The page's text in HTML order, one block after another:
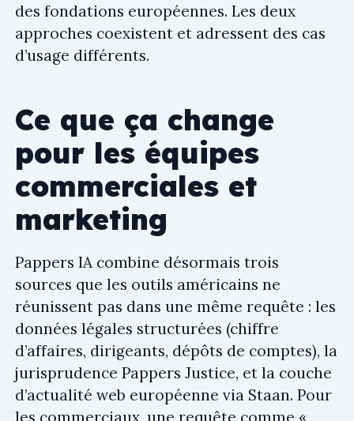
des fondations européennes. Les deux
approches coexistent et adressent des cas
d’usage différents.
Ce que ça change
pour les équipes
commerciales et
marketing
Pappers IA combine désormais trois
sources que les outils américains ne
réunissent pas dans une même requête : les
données légales structurées (chiffre
d’affaires, dirigeants, dépôts de comptes), la
jurisprudence Pappers Justice, et la couche
d’actualité web européenne via Staan. Pour